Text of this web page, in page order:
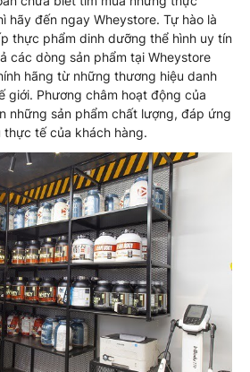
hãy đến ngay Wheystore. Tự hào là
thực phẩm dinh dưỡng thể hình uy tín
các dòng sản phẩm tại Wheystore
hãng từ những thương hiệu danh
giới. Phương châm hoạt động của
những sản phẩm chất lượng, đáp ứng
tế của khách hàng.